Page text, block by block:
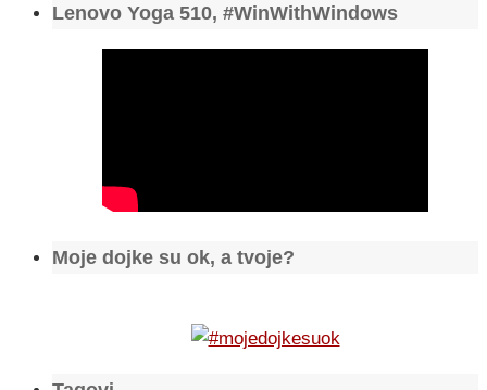
Lenovo Yoga 510, #WinWithWindows
Moje dojke su ok, a tvoje?